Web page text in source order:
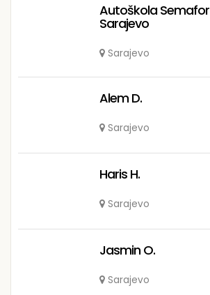
Autoškola Semafor
Sarajevo
Sarajevo
Alem D.
Sarajevo
Haris H.
Sarajevo
Jasmin O.
Sarajevo